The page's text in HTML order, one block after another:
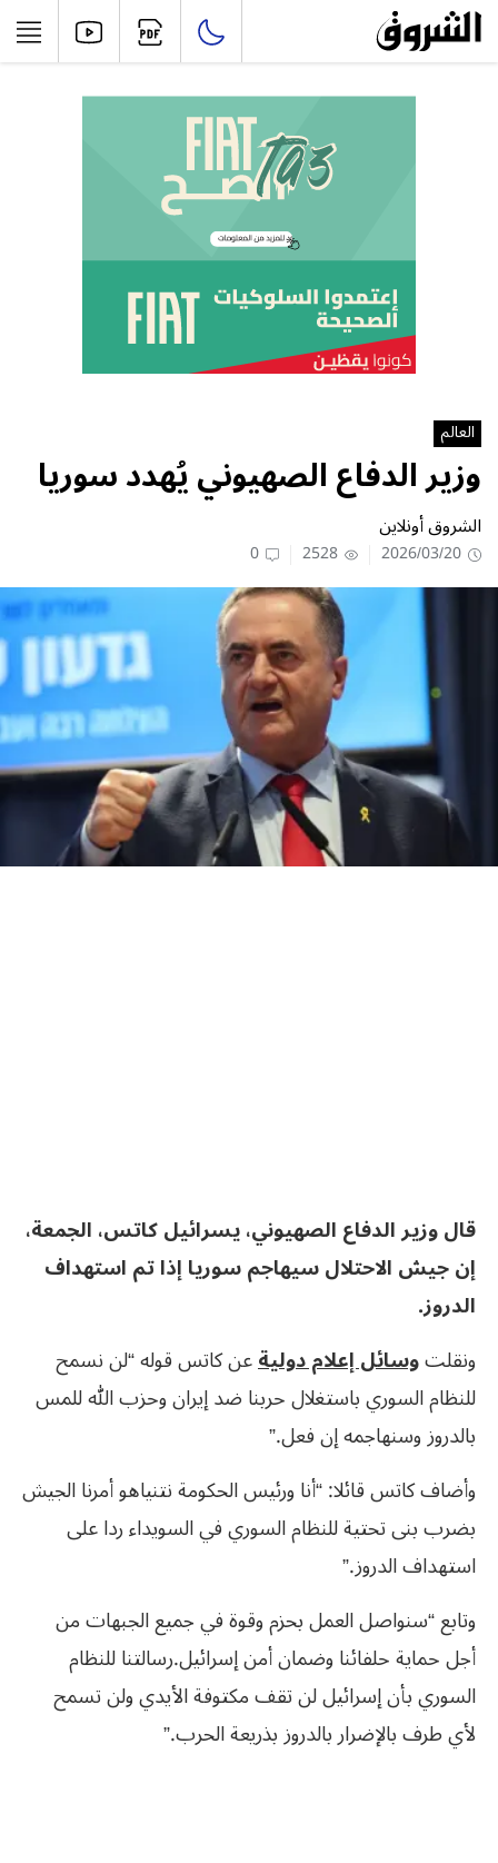
العالم
وزير الدفاع الصهيوني يُهدد سوريا
الشروق أونلاين
2026/03/20
2528
0
قال وزير الدفاع الصهيوني، يسرائيل كاتس، الجمعة،
إن جيش الاحتلال سيهاجم سوريا إذا تم استهداف
الدروز.
ونقلتوسائل إعلام دوليةعن كاتس قوله “لن نسمح
للنظام السوري باستغلال حربنا ضد إيران وحزب الله للمس
بالدروز وسنهاجمه إن فعل.”
وأضاف كاتس قائلا: “أنا ورئيس الحكومة نتنياهو أمرنا الجيش
بضرب بنى تحتية للنظام السوري في السويداء ردا على
استهداف الدروز.”
وتابع “سنواصل العمل بحزم وقوة في جميع الجبهات من
أجل حماية حلفائنا وضمان أمن إسرائيل.رسالتنا للنظام
السوري بأن إسرائيل لن تقف مكتوفة الأيدي ولن تسمح
لأي طرف بالإضرار بالدروز بذريعة الحرب.”